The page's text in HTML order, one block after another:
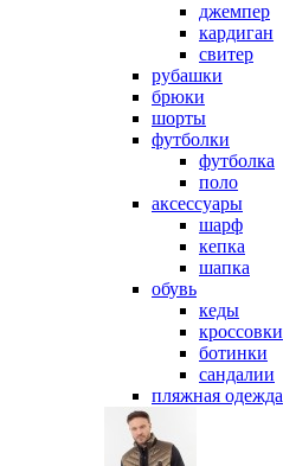
джемпер
кардиган
свитер
рубашки
брюки
шорты
футболки
футболка
поло
аксессуары
шарф
кепка
шапка
обувь
кеды
кроссовки
ботинки
сандалии
пляжная одежда